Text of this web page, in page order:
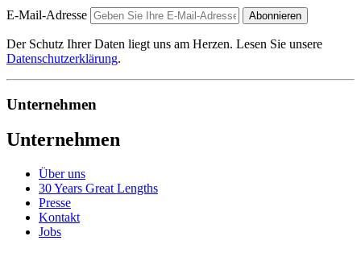
E-Mail-Adresse Abonnieren
Der Schutz Ihrer Daten liegt uns am Herzen. Lesen Sie unsere
Datenschutzerklärung.
Unternehmen
Unternehmen
Über uns
30 Years Great Lengths
Presse
Kontakt
Jobs